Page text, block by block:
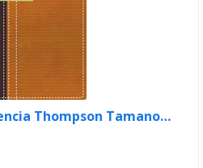
Thompson Tamano…